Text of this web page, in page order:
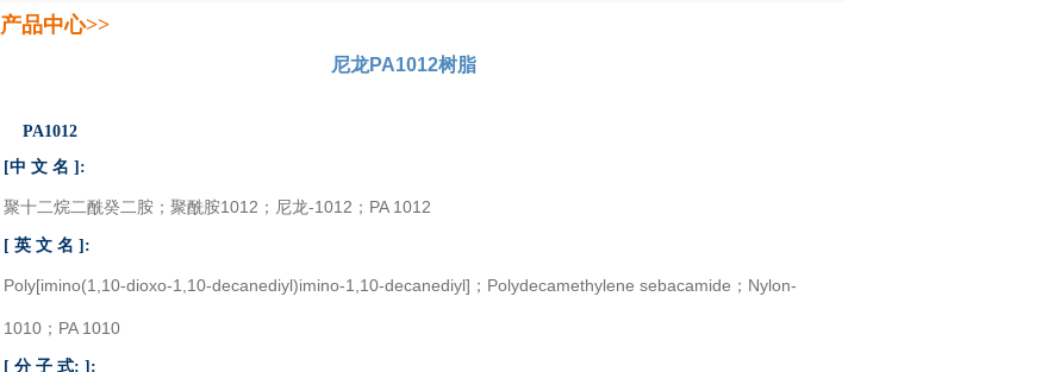
产品中心>>
尼龙PA1012树脂
PA1012
[中 文 名 ]:
聚十二烷二酰癸二胺 ；聚酰胺1012；尼龙-1012；PA 1012
[ 英 文 名 ]:
Poly[imino(1,10-dioxo-1,10-decanediyl)imino-1,10-decanediyl]；Polydecamethylene sebacamide；Nylon-
1010；PA 1010
[ 分 子 式: ]: